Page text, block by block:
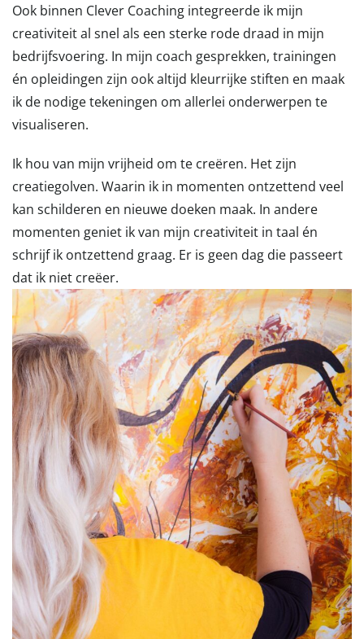
Ook binnen Clever Coaching integreerde ik mijn
creativiteit al snel als een sterke rode draad in mijn
bedrijfsvoering. In mijn coach gesprekken, trainingen
én opleidingen zijn ook altijd kleurrijke stiften en maak
ik de nodige tekeningen om allerlei onderwerpen te
visualiseren.
Ik hou van mijn vrijheid om te creëren. Het zijn
creatiegolven. Waarin ik in momenten ontzettend veel
kan schilderen en nieuwe doeken maak. In andere
momenten geniet ik van mijn creativiteit in taal én
schrijf ik ontzettend graag. Er is geen dag die passeert
dat ik niet creëer.